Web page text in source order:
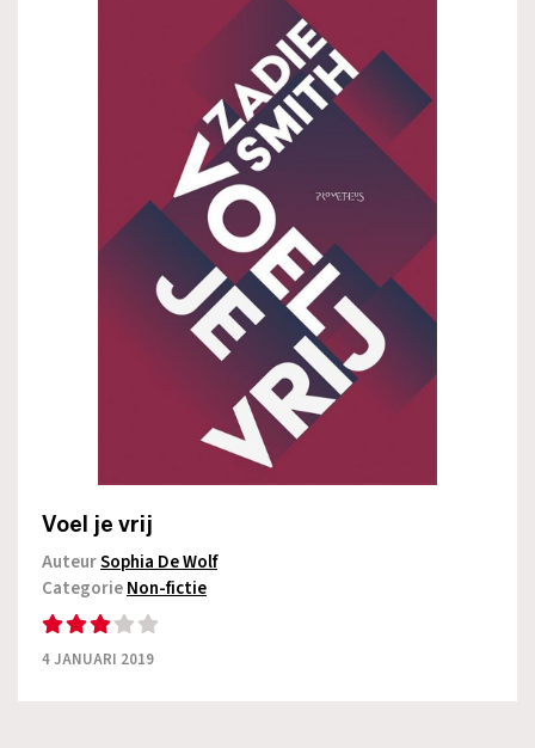
Voel je vrij
AuteurSophia De Wolf
CategorieNon-fictie
4 JANUARI 2019